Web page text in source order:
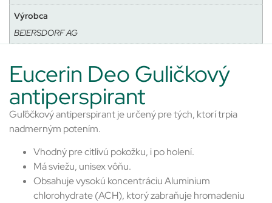
Výrobca
BEIERSDORF AG
Eucerin Deo Guličkový
antiperspirant
Guľôčkový antiperspirant je určený pre tých, ktorí trpia
nadmerným potením.
Vhodný pre citlivú pokožku, i po holení.
Má sviežu, unisex vôňu.
Obsahuje vysokú koncentráciu Aluminium
chlorohydrate (ACH), ktorý zabraňuje hromadeniu